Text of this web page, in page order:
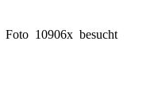
Foto 10906x besucht